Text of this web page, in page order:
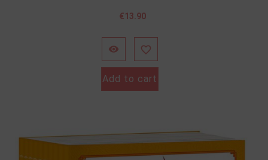
Price
€13.90
 
Add to cart